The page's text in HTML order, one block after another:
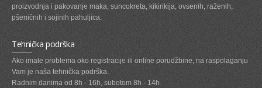
GASTRO
KISELISI
KECAP, SENF, REN, PARADAJZ,SOS
KOMPOTI
proizvodnja i pakovanje maka, suncokreta, kikirikija, ovsenih, raženih,
pšeničnih i sojinih pahuljica.
Tehnička podrška
Ako imate problema oko registracije ili online porudžbine, na raspolaganju
Vam je naša tehnička podrška.
Radnim danima od 8h - 16h, subotom 8h - 14h